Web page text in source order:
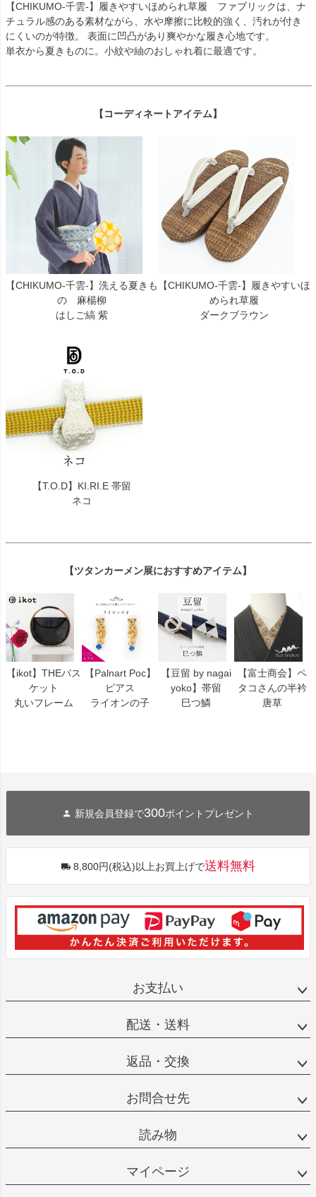
【CHIKUMO-千雲-】履きやすいほめられ草履 ファブリックは、ナ
チュラル感のある素材ながら、水や摩擦に比較的強く、汚れが付き
にくいのが特徴。 表面に凹凸があり爽やかな履き心地です。
単衣から夏きものに。小紋や紬のおしゃれ着に最適です。
【コーディネートアイテム】
【CHIKUMO-千雲-】洗える夏きも
の 麻楊柳
はしご縞 紫
【CHIKUMO-千雲-】履きやすいほ
められ草履
ダークブラウン
【T.O.D】KI.RI.E 帯留
ネコ
【ツタンカーメン展におすすめアイテム】
【ikot】THEバス
ケット
丸いフレーム
【Palnart Poc】
ピアス
ライオンの子
【豆留 by nagai
yoko】帯留
巳つ鱗
【富士商会】ペ
タコさんの半衿
唐草
新規会員登録で300ポイントプレゼント
8,800円(税込)以上お買上げで送料無料
お支払い
配送・送料
返品・交換
お問合せ先
読み物
マイページ